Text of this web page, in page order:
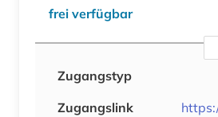
frei verfügbar
Zugangstyp
Zugangslink